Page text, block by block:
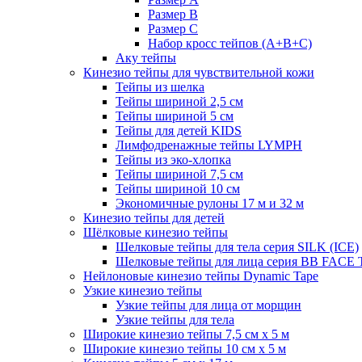
Размер B
Размер С
Набор кросс тейпов (А+B+C)
Аку тейпы
Кинезио тейпы для чувствительной кожи
Тейпы из шелка
Тейпы шириной 2,5 см
Тейпы шириной 5 см
Тейпы для детей KIDS
Лимфодренажные тейпы LYMPH
Тейпы из эко-хлопка
Тейпы шириной 7,5 см
Тейпы шириной 10 см
Экономичные рулоны 17 м и 32 м
Кинезио тейпы для детей
Шёлковые кинезио тейпы
Шелковые тейпы для тела серия SILK (ICE)
Шелковые тейпы для лица серия BB FACE
Нейлоновые кинезио тейпы Dynamic Tape
Узкие кинезио тейпы
Узкие тейпы для лица от морщин
Узкие тейпы для тела
Широкие кинезио тейпы 7,5 см x 5 м
Широкие кинезио тейпы 10 см х 5 м